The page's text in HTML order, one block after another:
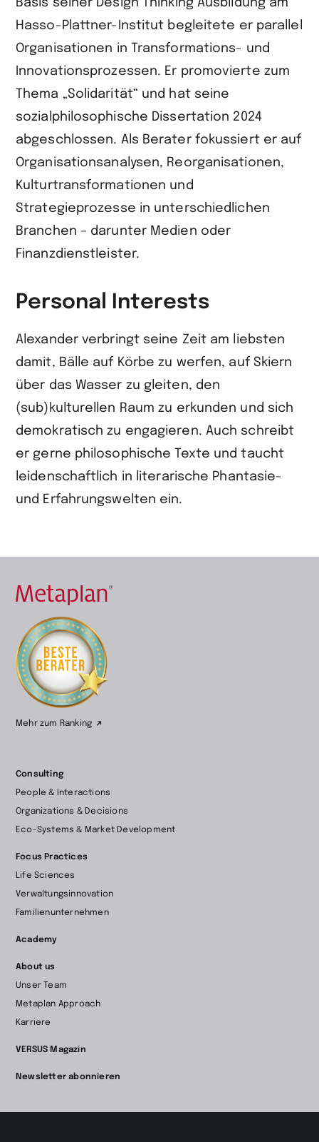
Basis seiner Design Thinking Ausbildung am
Hasso-Plattner-Institut begleitete er parallel
Organisationen in Transformations- und
Innovationsprozessen. Er promovierte zum
Thema „Solidarität“ und hat seine
sozialphilosophische Dissertation 2024
abgeschlossen. Als Berater fokussiert er auf
Organisationsanalysen, Reorganisationen,
Kulturtransformationen und
Strategieprozesse in unterschiedlichen
Branchen – darunter Medien oder
Finanzdienstleister.
Personal Interests
Alexander verbringt seine Zeit am liebsten
damit, Bälle auf Körbe zu werfen, auf Skiern
über das Wasser zu gleiten, den
(sub)kulturellen Raum zu erkunden und sich
demokratisch zu engagieren. Auch schreibt
er gerne philosophische Texte und taucht
leidenschaftlich in literarische Phantasie-
und Erfahrungswelten ein.
Startseite
wechseln
Mehr zum Ranking
Consulting
People & Interactions
Organizations & Decisions
Eco-Systems & Market Development
Focus Practices
Life Sciences
Verwaltungsinnovation
Familienunternehmen
Academy
About us
Unser Team
Metaplan Approach
Karriere
VERSUS Magazin
Newsletter abonnieren